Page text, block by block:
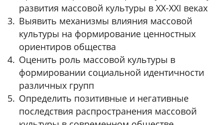
развития массовой культуры в XX-XXI веках
Выявить механизмы влияния массовой
культуры на формирование ценностных
ориентиров общества
Оценить роль массовой культуры в
формировании социальной идентичности
различных групп
Определить позитивные и негативные
последствия распространения массовой